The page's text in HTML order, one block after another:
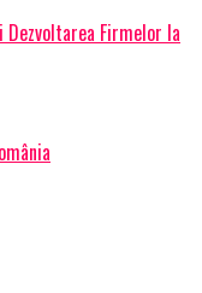
Dezvoltarea Firmelor la